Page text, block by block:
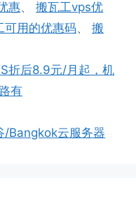
惠、搬瓦工vps优
可用的优惠码、 搬
折后8.9元/月起，机
有
/Bangkok云服务器